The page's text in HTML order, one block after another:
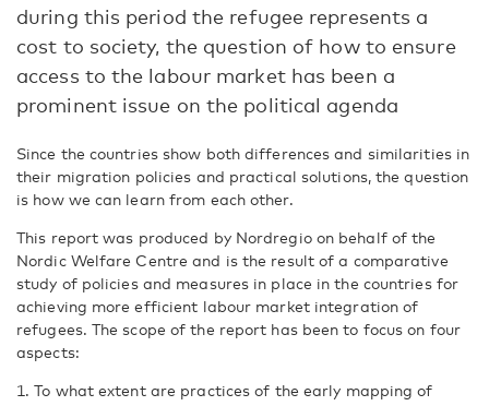
during this period the refugee represents a
cost to society, the question of how to ensure
access to the labour market has been a
prominent issue on the political agenda
Since the countries show both differences and similarities in
their migration policies and practical solutions, the question
is how we can learn from each other.
This report was produced by Nordregio on behalf of the
Nordic Welfare Centre and is the result of a comparative
study of policies and measures in place in the countries for
achieving more efficient labour market integration of
refugees. The scope of the report has been to focus on four
aspects:
1. To what extent are practices of the early mapping of